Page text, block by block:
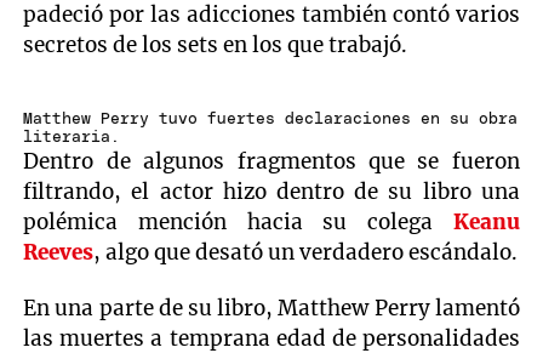
padeció por las adicciones también contó varios
secretos de los sets en los que trabajó.
Matthew Perry tuvo fuertes declaraciones en su obra
literaria.
Dentro de algunos fragmentos que se fueron
filtrando, el actor hizo dentro de su libro una
polémica mención hacia su colega Keanu
Reeves, algo que desató un verdadero escándalo.
En una parte de su libro, Matthew Perry lamentó
las muertes a temprana edad de personalidades